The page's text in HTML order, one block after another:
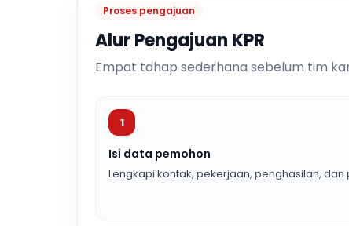
Proses pengajuan
Alur Pengajuan KPR
Empat tahap sederhana sebelum tim
1
Isi data pemohon
Lengkapi kontak, pekerjaan, penghasilan, dan